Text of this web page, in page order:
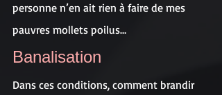
personne n’en ait rien à faire de mes
pauvres mollets poilus…
Banalisation
Dans ces conditions, comment brandir